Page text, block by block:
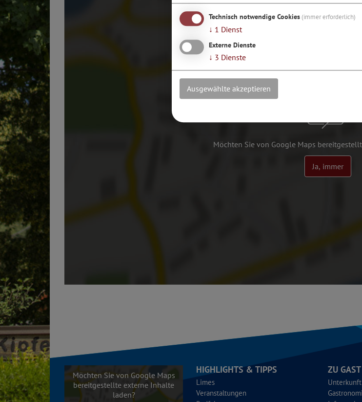
Möchten Sie von Google Maps
Ja, immer
Möchten Sie von Google Maps
bereitgestellte externe Inhalte
laden?
HIGHLIGHTS & TIPPS
Limes
Veranstaltungen
ZU
Technisch notwendige Cookies (immer erforderlich)
↓ 1 Dienst
Externe Dienste
↓ 3 Dienste
Ausgewählte akzeptieren